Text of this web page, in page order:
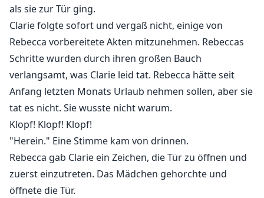
als sie zur Tür ging.
Clarie folgte sofort und vergaß nicht, einige von
Rebecca vorbereitete Akten mitzunehmen. Rebeccas
Schritte wurden durch ihren großen Bauch
verlangsamt, was Clarie leid tat. Rebecca hätte seit
Anfang letzten Monats Urlaub nehmen sollen, aber sie
tat es nicht. Sie wusste nicht warum.
Klopf! Klopf! Klopf!
"Herein." Eine Stimme kam von drinnen.
Rebecca gab Clarie ein Zeichen, die Tür zu öffnen und
zuerst einzutreten. Das Mädchen gehorchte und
öffnete die Tür.